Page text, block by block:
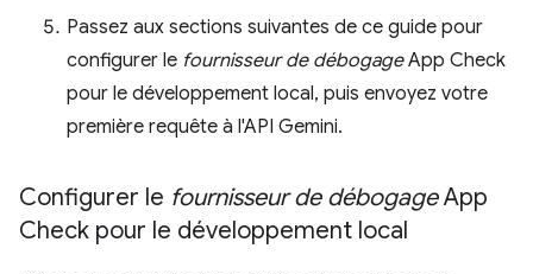
Passez aux sections suivantes de ce guide pour
configurer le fournisseur de débogageApp Check
pour le développement local, puis envoyez votre
première requête à l'API Gemini.
Configurer le fournisseur de débogageApp
Check pour le développement local